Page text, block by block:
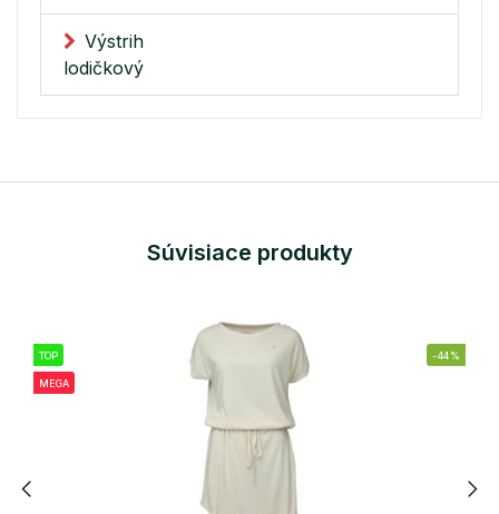
Výstrih
lodičkový
Súvisiace produkty
TOP
MEGA
-44%